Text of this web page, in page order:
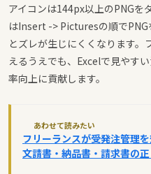
アイコンは144px以上のPNGを
はInsert -> Picturesの順でPNG
とズレが生じにくくなります。
えるうえでも、Excelで見やす
率向上に貢献します。
あわせて読みたい
フリーランスが受発注管理
文請書・納品書・請求書の